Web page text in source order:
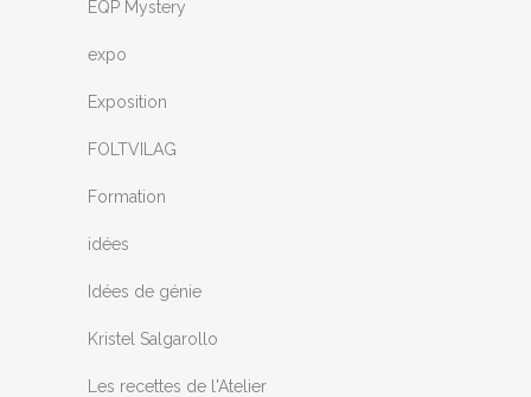
EQP Mystery
expo
Exposition
FOLTVILAG
Formation
idées
Idées de génie
Kristel Salgarollo
Les recettes de l'Atelier